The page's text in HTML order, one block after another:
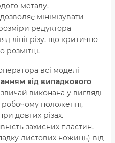
металу.
мінімізувати
редуктора
лінії різу, що критично
розмітці.
всі моделі
від випадкового
виконана у вигляді
робочому положенні,
довгих різах.
захисних пластин,
листових ножиць) від